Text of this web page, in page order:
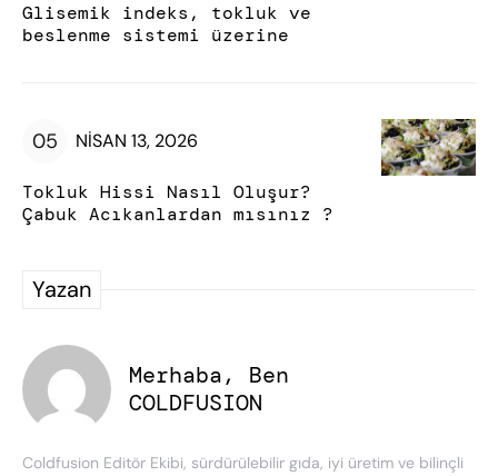
Glisemik indeks, tokluk ve
beslenme sistemi üzerine
NISAN 13, 2026
Tokluk Hissi Nasıl Oluşur?
Çabuk Acıkanlardan mısınız ?
Yazan
Merhaba, Ben
COLDFUSION
Coldfusion Editör Ekibi, sürdürülebilir gıda, iyi üretim ve bilinçli